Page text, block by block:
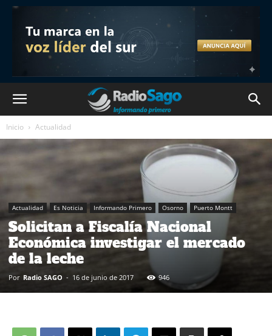
Inicio Actualidad
Actualidad Es Noticia Informando Primero Osorno Puerto Montt
Solicitan a Fiscalía Nacional
Económica investigar el mercado
de la leche
Por Radio SAGO - 16 de junio de 2017 946